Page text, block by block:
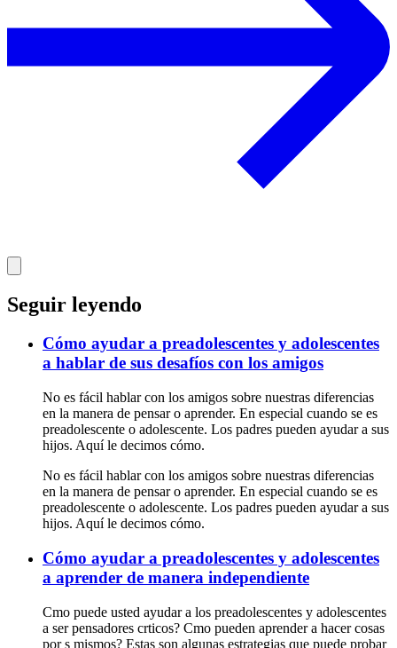
Seguir leyendo
Cómo ayudar a preadolescentes y adolescentes
a hablar de sus desafíos con los amigos
No es fácil hablar con los amigos sobre nuestras diferencias
en la manera de pensar o aprender. En especial cuando se es
preadolescente o adolescente. Los padres pueden ayudar a sus
hijos. Aquí le decimos cómo.
No es fácil hablar con los amigos sobre nuestras diferencias
en la manera de pensar o aprender. En especial cuando se es
preadolescente o adolescente. Los padres pueden ayudar a sus
hijos. Aquí le decimos cómo.
Cómo ayudar a preadolescentes y adolescentes
a aprender de manera independiente
Cmo puede usted ayudar a los preadolescentes y adolescentes
a ser pensadores crticos? Cmo pueden aprender a hacer cosas
por s mismos? Estas son algunas estrategias que puede probar